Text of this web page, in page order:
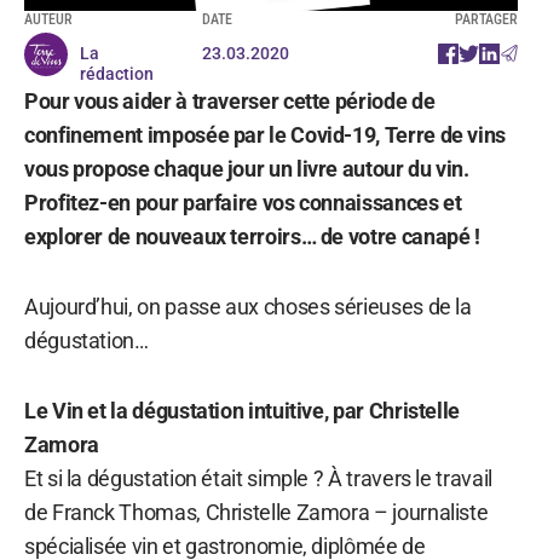
AUTEUR
La
rédaction
DATE
23.03.2020
PARTAGER
Pour vous aider à traverser cette période de
confinement imposée par le Covid-19, Terre de vins
vous propose chaque jour un livre autour du vin.
Profitez-en pour parfaire vos connaissances et
explorer de nouveaux terroirs… de votre canapé !
Aujourd’hui, on passe aux choses sérieuses de la
dégustation…
Le Vin et la dégustation intuitive, par Christelle
Zamora
Et si la dégustation était simple ? À travers le travail
de Franck Thomas, Christelle Zamora – journaliste
spécialisée vin et gastronomie, diplômée de